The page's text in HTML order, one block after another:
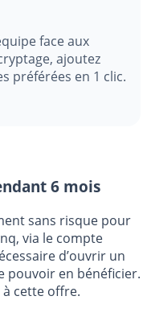
cachée. Vous
face aux
ajoutez
préférées en 1 clic.
6 mois
sans risque pour
via le compte
d’ouvrir un
en bénéficier.
cette offre.